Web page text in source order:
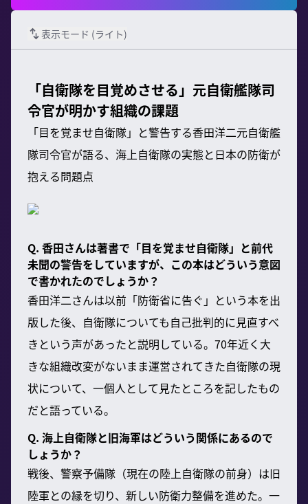
表示モード (ライト)
「自衛隊を目覚めさせる」元自衛艦隊司
令官が明かす組織の課題
「目を覚ませ自衛隊」と警告する香田洋二元自衛艦
隊司令官が語る、海上自衛隊の実態と日本の防衛が
抱える問題点
Q. 香田さんは著書で「目を覚ませ自衛隊」と前代
未聞の警告をしていますが、この本はどういう意図
で書かれたのでしょうか？
香田洋二さんは以前「防衛省に告ぐ」という本を出
版した後、自衛隊についても自己批判的に見直すべ
きという声があったと説明している。70年近く大
きな組織改変がないまま運営されてきた自衛隊の現
状について、一個人として見たところを記したもの
だと語っている。
Q. 海上自衛隊と旧海軍はどういう関係にあるので
しょうか？
戦後、警察予備隊（現在の陸上自衛隊の前身）は旧
陸軍との縁を切り、新しい防衛力整備を進めた。一